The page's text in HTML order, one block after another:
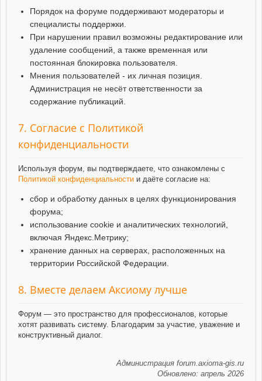
Порядок на форуме поддерживают модераторы и
специалисты поддержки.
При нарушении правил возможны редактирование или
удаление сообщений, а также временная или
постоянная блокировка пользователя.
Мнения пользователей - их личная позиция.
Администрация не несёт ответственности за
содержание публикаций.
7. Согласие с Политикой
конфиденциальности
Используя форум, вы подтверждаете, что ознакомлены с
Политикой конфиденциальности и даёте согласие на:
сбор и обработку данных в целях функционирования
форума;
использование cookie и аналитических технологий,
включая Яндекс.Метрику;
хранение данных на серверах, расположенных на
территории Российской Федерации.
8. Вместе делаем Аксиому лучше
Форум — это пространство для профессионалов, которые
хотят развивать систему. Благодарим за участие, уважение и
конструктивный диалог.
Администрация forum.axioma-gis.ru
Обновлено: апрель 2026